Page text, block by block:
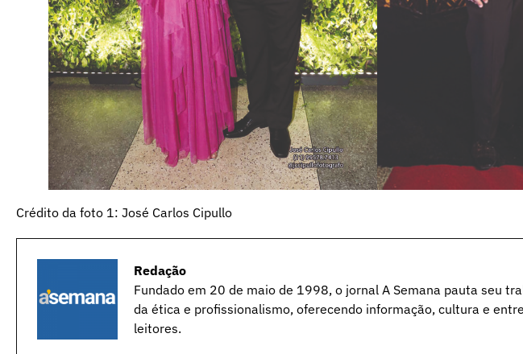
Crédito da foto 1: José Carlos Cipullo
Redação
Fundado em 20 de maio de 1998, o jornal A Semana pauta seu
da ética e profissionalismo, oferecendo informação, cultura e
leitores.